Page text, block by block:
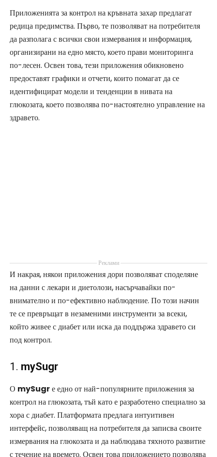
Приложенията за контрол на кръвната захар предлагат
редица предимства. Първо, те позволяват на потребителя
да разполага с всички свои измервания и информация,
организирани на едно място, което прави мониторинга
по-лесен. Освен това, тези приложения обикновено
предоставят графики и отчети, които помагат да се
идентифицират модели и тенденции в нивата на
глюкозата, което позволява по-настоятелно управление на
здравето.
Реклами
И накрая, някои приложения дори позволяват споделяне
на данни с лекари и диетолози, насърчавайки по-
внимателно и по-ефективно наблюдение. По този начин
те се превръщат в незаменими инструменти за всеки,
който живее с диабет или иска да поддържа здравето си
под контрол.
1. mySugr
О mySugrе едно от най-популярните приложения за
контрол на глюкозата, тъй като е разработено специално за
хора с диабет. Платформата предлага интуитивен
интерфейс, позволяващ на потребителя да записва своите
измервания на глюкозата и да наблюдава тяхното развитие
с течение на времето. Освен това приложението позволява